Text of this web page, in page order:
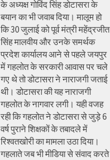
के अध्यक्ष गोविंद सिंह डोटासरा के
बयान का भी जवाब दिया। मालूम हो
कि 30 जुलाई को पूर्व मंत्री महेंद्रजीत
सिंह मालवीय और उनके समर्थक
प्रदेश कार्यालय आने से पहले जयपुर
में गहलोत के सरकारी आवास पर चले
गए थे तो डोटासरा ने नाराजगी जताई
थी। डोटासरा की यह नाराजगी
गहलोत के नागवार लगी। यही वजह
रही कि गहलोत ने डोटासरा से जुड़े 6
वर्ष पुराने शिक्षकों के तबादले में
रिश्वतखोरी का मामला उठा दिया।
गहलाते जब भी मीडिया से संवाद करते